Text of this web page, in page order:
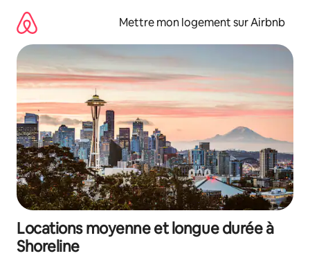
directement
contenu
Mettre mon logement sur Airbnb
Locations moyenne et longue durée à
Shoreline